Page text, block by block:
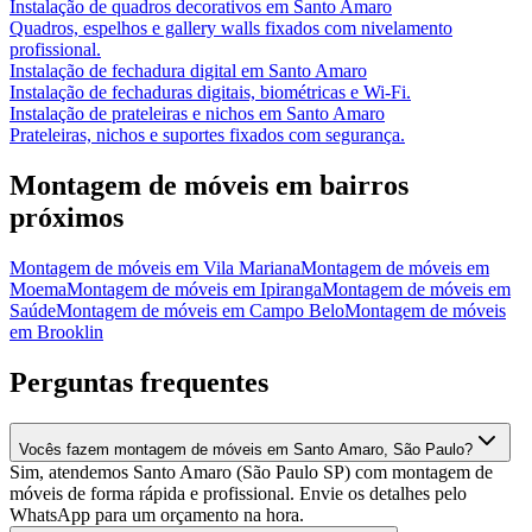
Instalação de quadros decorativos em Santo Amaro
Quadros, espelhos e gallery walls fixados com nivelamento
profissional.
Instalação de fechadura digital em Santo Amaro
Instalação de fechaduras digitais, biométricas e Wi-Fi.
Instalação de prateleiras e nichos em Santo Amaro
Prateleiras, nichos e suportes fixados com segurança.
Montagem de móveis em bairros
próximos
Montagem de móveis em Vila MarianaMontagem de móveis em
MoemaMontagem de móveis em IpirangaMontagem de móveis em
SaúdeMontagem de móveis em Campo BeloMontagem de móveis
em Brooklin
Perguntas frequentes
Vocês fazem montagem de móveis em Santo Amaro, São Paulo?
Sim, atendemos Santo Amaro (São Paulo SP) com montagem de
móveis de forma rápida e profissional. Envie os detalhes pelo
WhatsApp para um orçamento na hora.